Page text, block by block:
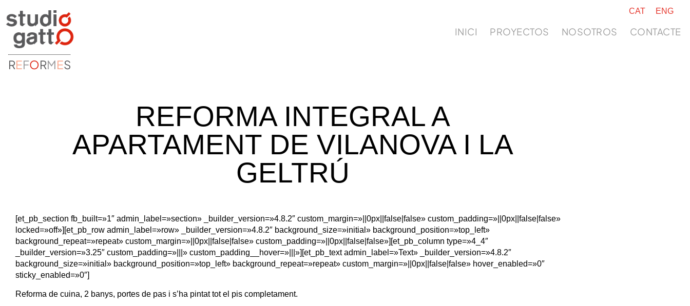
REFORMES
CAT ENG
INICI PROYECTOS NOSOTROS CONTACTE
REFORMA INTEGRAL A
APARTAMENT DE VILANOVA I LA
GELTRÚ
[et_pb_section fb_built=»1″ admin_label=»section» _builder_version=»4.8.2″ custom_margin=»||0px||false|false» custom_padding=»||0px||false|false»
locked=»off»][et_pb_row admin_label=»row» _builder_version=»4.8.2″ background_size=»initial» background_position=»top_left»
background_repeat=»repeat» custom_margin=»||0px||false|false» custom_padding=»||0px||false|false»][et_pb_column type=»4_4″
_builder_version=»3.25″ custom_padding=»|||» custom_padding__hover=»|||»][et_pb_text admin_label=»Text» _builder_version=»4.8.2″
background_size=»initial» background_position=»top_left» background_repeat=»repeat» custom_margin=»||0px||false|false» hover_enabled=»0″
sticky_enabled=»0″]
Reforma de cuina, 2 banys, portes de pas i s’ha pintat tot el pis completament.